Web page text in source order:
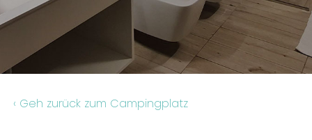
Kontakte
‹ Geh zurück zum Campingplatz